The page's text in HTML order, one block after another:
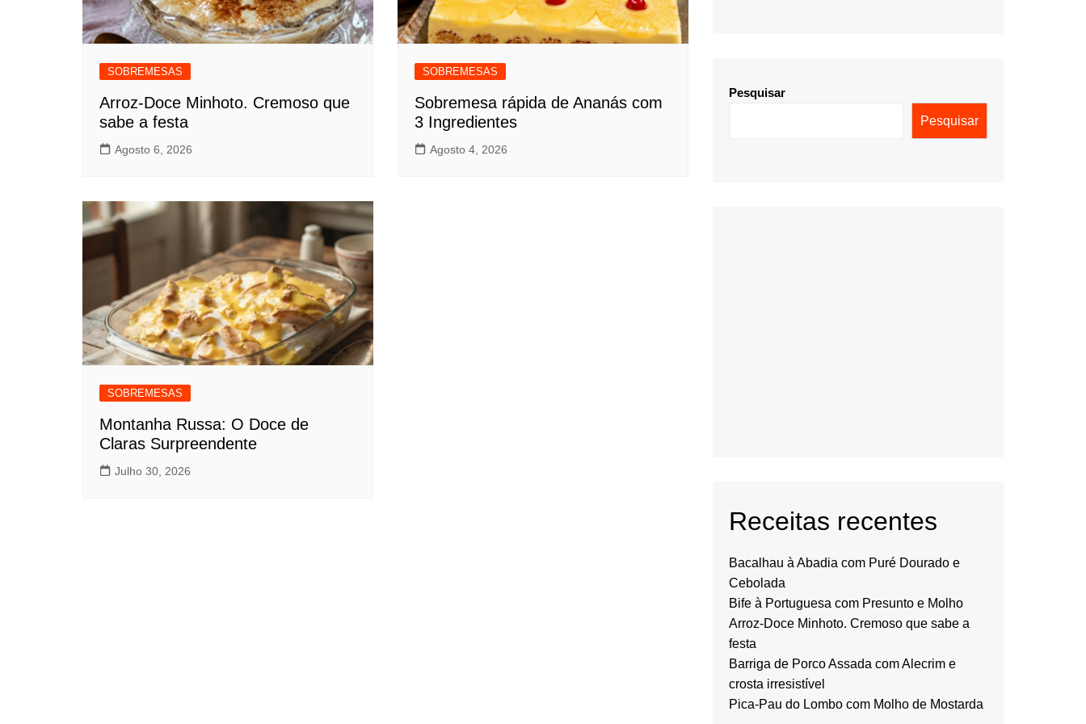
SOBREMESAS
Arroz-Doce Minhoto. Cremoso que
sabe a festa
Agosto 6, 2026
SOBREMESAS
Sobremesa rápida de Ananás com
3 Ingredientes
Agosto 4, 2026
SOBREMESAS
Montanha Russa: O Doce de
Claras Surpreendente
Julho 30, 2026
Pesquisar
Pesquisar
Receitas recentes
Bacalhau à Abadia com Puré Dourado e
Cebolada
Bife à Portuguesa com Presunto e Molho
Arroz-Doce Minhoto. Cremoso que sabe a
festa
Barriga de Porco Assada com Alecrim e
crosta irresistível
Pica-Pau do Lombo com Molho de Mostarda